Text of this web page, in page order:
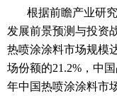
根据前瞻产业研究
发展前景预测与投资
热喷涂涂料市场规模
场份额的21.2%，中
年中国热喷涂涂料市